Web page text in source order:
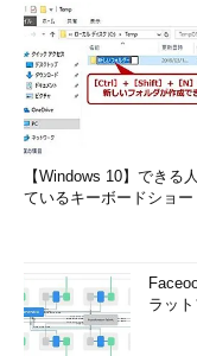
【Windows 10】できる
ているキーボードショー
ラッ